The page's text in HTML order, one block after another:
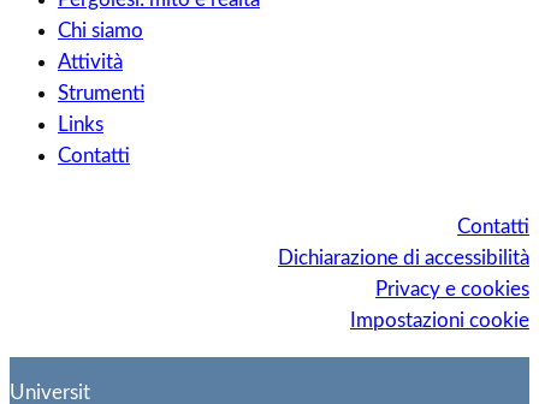
Chi siamo
Attività
Strumenti
Links
Contatti
Contatti
Dichiarazione di accessibilità
Privacy e cookies
Impostazioni cookie
Universit